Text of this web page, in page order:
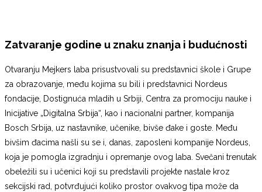
Zatvaranje godine u znaku znanja i budućnosti
Otvaranju Mejkers laba prisustvovali su predstavnici škole i Grupe
za obrazovanje, među kojima su bili i predstavnici Nordeus
fondacije, Dostignuća mladih u Srbiji, Centra za promociju nauke i
Inicijative „Digitalna Srbija“, kao i nacionalni partner, kompanija
Bosch Srbija, uz nastavnike, učenike, bivše đake i goste. Među
bivšim đacima našli su se i, danas, zaposleni kompanije Nordeus,
koja je pomogla izgradnju i opremanje ovog laba. Svečani trenutak
obeležili su i učenici koji su predstavili projekte nastale kroz
sekcijski rad, potvrđujući koliko prostor ovakvog tipa može da